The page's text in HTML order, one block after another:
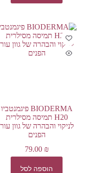
BIODERMA פיגמנטביו
H20 תמיסה מסילרית
לניקוי והבהרה של גוון עור
הפנים
79.00 ₪
הוספה לסל